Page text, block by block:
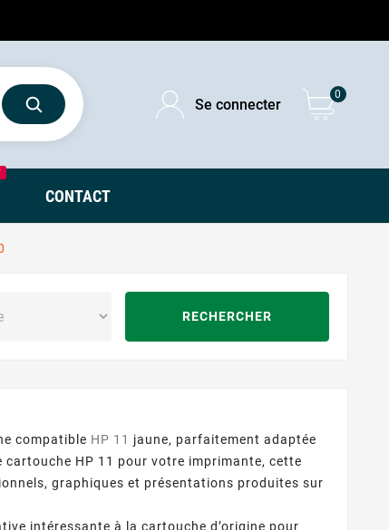
Se connecter
0
CONTACT
RECHERCHER
compatible HP 11 jaune, parfaitement adaptée
cartouche HP 11 pour votre imprimante, cette
graphiques et présentations produites sur
intéressante à la cartouche d’origine pour